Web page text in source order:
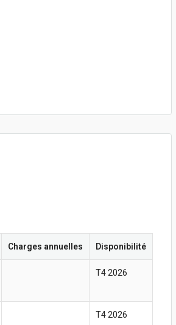
Charges annuelles Disponibilité
T4 2026
T4 2026